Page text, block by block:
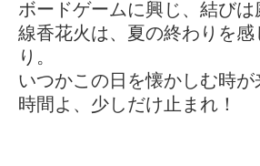
ボードゲームに興じ、結びは
線香花火は、夏の終わりを
り。
いつかこの日を懐かしむ時が
時間よ、少しだけ止まれ！